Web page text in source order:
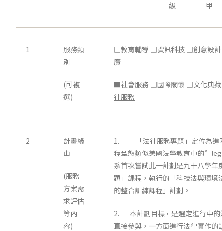
級
甲
1
服務類
別
(可複
選)
□教育輔導 □資訊科技 □創意設
廣
■社會服務 □國際關懷 □文化典
律服務
2
計畫緣
由
(服務
方案需
求評估
等內
容)
1. 「法律服務專題」定位為進
程型態類似美國法學教育中的
系首次嘗試此一計劃是九十八學年
題」課程，執行的「科技法與環境
的整合訓練課程」計劃。
2. 本計劃目標，是選定進行中的
直接參與，一方面進行法律實作的